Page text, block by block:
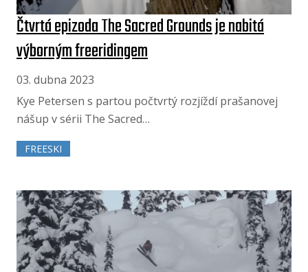
Čtvrtá epizoda The Sacred Grounds je nabitá
výborným freeridingem
03. dubna 2023
Kye Petersen s partou počtvrtý rozjíždí prašanovej
nášup v sérii The Sacred…
FREESKI